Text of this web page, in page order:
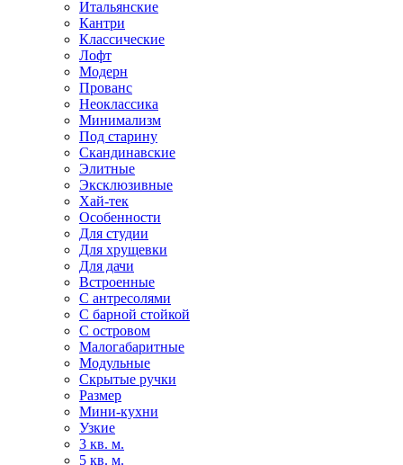
Итальянские
Кантри
Классические
Лофт
Модерн
Прованс
Неоклассика
Минимализм
Под старину
Скандинавские
Элитные
Эксклюзивные
Хай-тек
Особенности
Для студии
Для хрущевки
Для дачи
Встроенные
С антресолями
С барной стойкой
С островом
Малогабаритные
Модульные
Скрытые ручки
Размер
Мини-кухни
Узкие
3 кв. м.
5 кв. м.